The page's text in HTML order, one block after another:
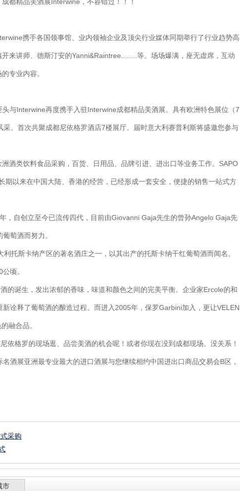
携手各国领事馆、业内领袖企业及顶尖行业媒体同期举行了行业趋势高
来讲师、德斯汀安的Yanni&Raintree........等。场场爆满，座无虚席，互动
专业内容。
与Interwine再度携手入驻Interwine成都精品美酒展。具有欧洲特色展位（7
。首次共聚成都尼依格罗酒店7楼展厅。届时意大利赛普利斯将盛邀您参与
酒类饮料食品采购，百货、日用品、品牌引进、进出口等业务工作。SAPO
期以来在中国大陆、香港的经营，已经形成一套安全，便捷的销售一站式方
，自创立至今已流传四代，目前由Giovanni Gaja先生的曾孙Angelo Gaja先
萄酒而努力。
托斯卡纳产区的著名酒庄之一，以其出产的托斯卡纳干红葡萄酒而闻名。
顷。
的诞生，发出浓郁的香味，味道和颜色之间的完美平衡。企业家Ercole的和
诠释了葡萄酒的酿造过程。而进入2005年，保罗Garbini加入，更让VELEN
融合品。
依格罗的现场逛、品尝美酒的机会呢！或者你现在没到成都现场。没关系！
酒展亚洲最专业最大的进口酒展与您继续相约中国进出口商品交易会B区，
采购
市